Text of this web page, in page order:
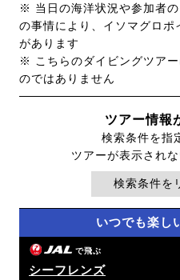
※ 当日の海洋状況や参加者
の事情により、イソマグロポ
があります
※ こちらのダイビングツア
のではありません
ツアー情報
検索条件を指
ツアーが表示され
検索条件を
いつでも楽し
で飛ぶ
シーフレンズ